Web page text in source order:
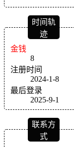
时间轨
迹
金钱
8
注册时间
2024-1-8
最后登录
2025-9-1
联系方
式